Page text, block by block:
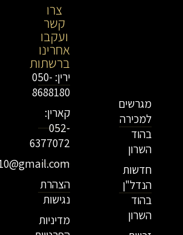
מגרשים
למכירה
בהוד
השרון
חדשות
הנדל"ן
בהוד
השרון
צרו
קשר
ועקבו
אחרינו
ברשתות
ירין: 050-
8688180
קארין:
052-
6377072
הצהרת
נגישות
מדיניות